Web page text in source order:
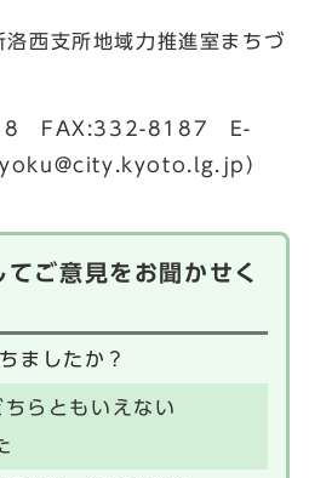
西支所地域力推進室まちづ
FAX:332-8187 E-
）
ご意見をお聞かせく
ましたか？
ちらともいえない